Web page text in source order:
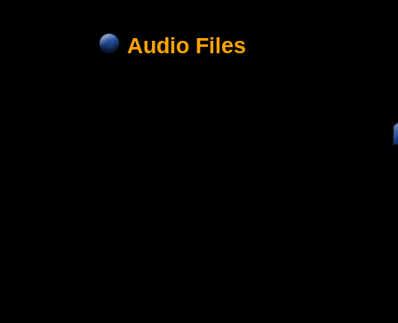
Audio Files